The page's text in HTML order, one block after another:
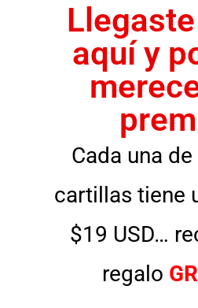
aquí y
Cada una
cartillas tiene
$19 USD…
regalo